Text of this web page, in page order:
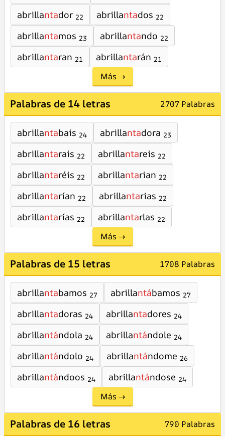
abrillantador 22 abrillantados 22
abrillantamos 23 abrillantando 22
abrillantaran 21 abrillantarán 21
Más →
Palabras de 14 letras 2707 Palabras
abrillantabais 24 abrillantadora 23
abrillantarais 22 abrillantareis 22
abrillantaréis 22 abrillantarian 22
abrillantarían 22 abrillantarias 22
abrillantarías 22 abrillantarlas 22
Más →
Palabras de 15 letras 1708 Palabras
abrillantabamos 27 abrillantábamos 27
abrillantadoras 24 abrillantadores 24
abrillantándola 24 abrillantándole 24
abrillantándolo 24 abrillantándome 26
abrillantándoos 24 abrillantándose 24
Más →
Palabras de 16 letras 790 Palabras